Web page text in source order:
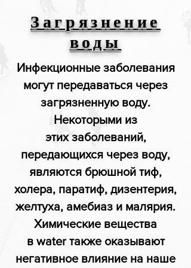
Загрязнение
воды
Инфекционные заболевания
могут передаваться через
загрязненную воду.
Некоторыми из
этих заболеваний,
передающихся через воду,
являются брюшной тиф,
холера, паратиф, дизентерия,
желтуха, амебиаз и малярия.
Химические вещества
в water также оказывают
негативное влияние на наше